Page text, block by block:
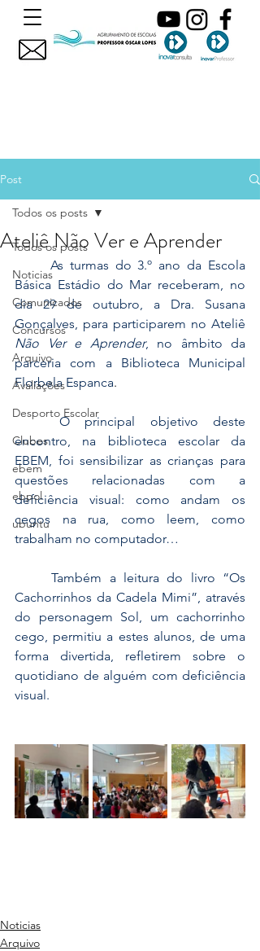
Post
Todos os posts
Noticias
Comunicados
Concursos
Arquivo
Avaliações
Desporto Escolar
Clubes
ebem
ebpol
ubuntu
Todos os posts
Ateliê Não Ver e Aprender
Básica Estádio do Mar receberam, no
dia 29 de outubro, a Dra. Susana
Não Ver e Aprender, no âmbito da
parceria com a Biblioteca Municipal
Florbela Espanca.
	O principal objetivo deste
encontro, na biblioteca escolar da
EBEM, foi sensibilizar as crianças para
questões relacionadas com a
deficiência visual: como andam os
cegos na rua, como leem, como
trabalham no computador…
	Também a leitura do livro “Os
Cachorrinhos da Cadela Mimi”, através
do personagem Sol, um cachorrinho
cego, permitiu a estes alunos, de uma
forma divertida, refletirem sobre o
quotidiano de alguém com deficiência
visual.
Noticias
Arquivo